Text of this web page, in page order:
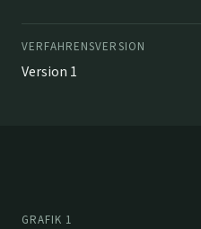
VERFAHRENSVERSION
Version 1
GRAFIK 1